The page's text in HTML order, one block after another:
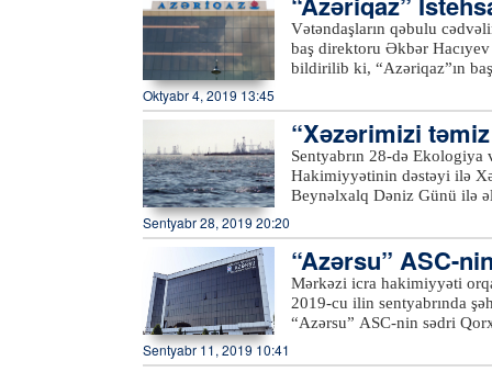
“Azersky” və “Azerspace-
söhbət edir, karantin
əhalini küçə və
keçdiyi küçələrdə,
obyektlərinin ətrafında,
Vətəndaşların qəbulu
baş direktoru Əkbər
bildirilib ki, “Azəriqaz”ın
dinləyiblər. Qəbula gələn
xətlərinin yerinin
Hər bir vətəndaşın
həlli barədə müvafiq
Oktyabr 4, 2019 13:45
“Xəzərimizi
Sentyabrın 28-də
Hakimiyyətinin dəstəyi ilə
Beynəlxalq Dəniz Günü ilə
tullantılarından
və Təbii Sərvətlər
nazirliyin digər yerli
Şəhər Mənzil-Kommunal
ümumilikdə, 100-dən çox
Sentyabr 28, 2019 20:20
“Azərsu” ASC-
Mərkəzi icra hakimiyyəti
2019-cu ilin sentyabrında
“Azərsu” ASC-nin sədri
sentyabrın 19-da “Azərsu”
Sentyabr 11, 2019 10:41